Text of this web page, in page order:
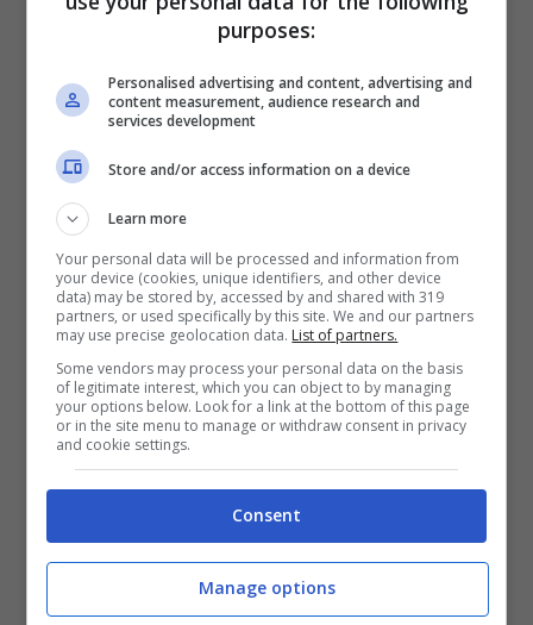
“Live at Pompeii” ha avuto un impatto
duraturo sulla cultura popolare. Il film è
state rese immortali attraverso versioni
modificate, menzioni sparse, scritture e
Questo ha contribuito a mantenere viva
l’eredità dei Pink Floyd e ha alimentato il
mito che li circonda.
purposes:
Personalised advertising and content, advertising and
content measurement, audience research and
services development
Store and/or access information on a device
Learn more
Your personal data will be processed and information from
your device (cookies, unique identifiers, and other device
data) may be stored by, accessed by and shared with 319
partners, or used specifically by this site. We and our partners
may use precise geolocation data. List of partners.
Some vendors may process your personal data on the basis
of legitimate interest, which you can object to by managing
your options below. Look for a link at the bottom of this page
or in the site menu to manage or withdraw consent in privacy
and cookie settings.
Consent
Manage options